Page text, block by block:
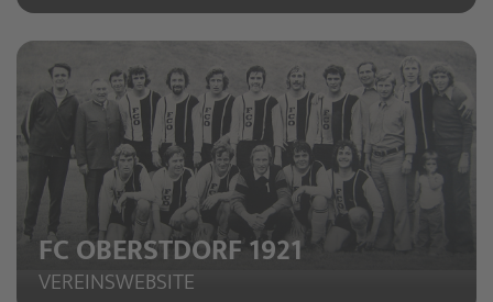
FC OBERSTDORF 1921
VEREINSWEBSITE